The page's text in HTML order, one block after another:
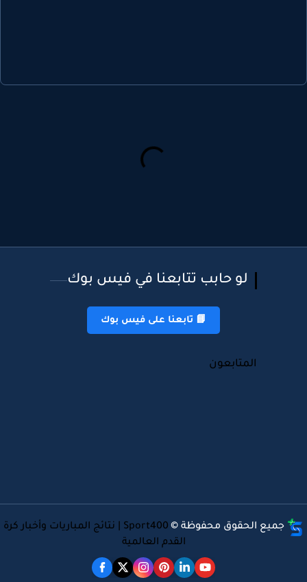
لو حابب تتابعنا في فيس بوك
📘 تابعنا على فيس بوك
المتابعون
جميع الحقوق محفوظة ©
Sport400 | نتائج المباريات وأخبار كرة
القدم العالمية